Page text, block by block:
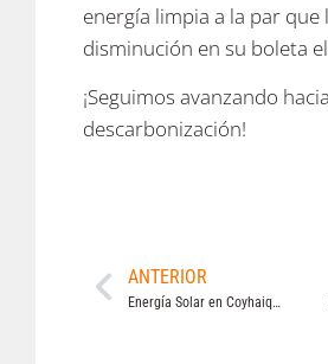
energía limpia a la par que
disminución en su boleta
¡Seguimos avanzando
descarbonización!
ANTERIOR
Energía Solar en Coyhaique